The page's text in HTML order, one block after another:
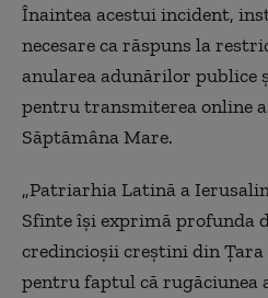
Înaintea acestui incident,
necesare ca răspuns la
anularea adunărilor publice
pentru transmiterea online
Săptămâna Mare.
„Patriarhia Latină a
Sfinte îşi exprimă profunda
credincioşii creştini din
pentru faptul că rugăciunea